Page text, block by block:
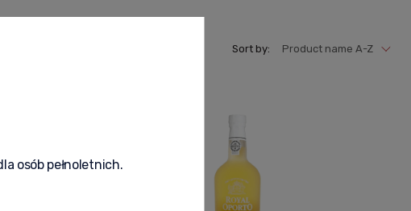
Sort by: Product name A-Z
osób pełnoletnich.